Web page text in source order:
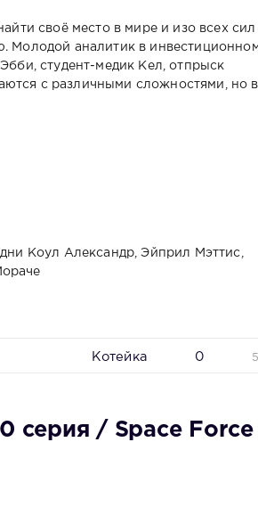
своё место в мире и изо всех сил
Молодой аналитик в
студент-медик Кел, отпрыск
с различными сложностями, но в
Коул Александр, Эйприл Мэттис,
Котейка 0
серия / Space Force